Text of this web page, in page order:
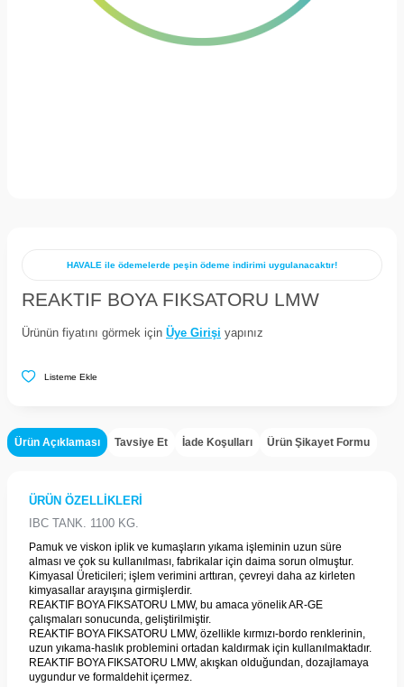
HAVALE ile ödemelerde peşin ödeme indirimi uygulanacaktır!
REAKTIF BOYA FIKSATORU LMW
Ürünün fiyatını görmek için Üye Girişi yapınız
Listeme Ekle
Ürün Açıklaması Tavsiye Et İade Koşulları Ürün Şikayet Formu
ÜRÜN ÖZELLİKLERİ
IBC TANK. 1100 KG.
Pamuk ve viskon iplik ve kumaşların yıkama işleminin uzun süre
alması ve çok su kullanılması, fabrikalar için daima sorun olmuştur.
Kimyasal Üreticileri; işlem verimini arttıran, çevreyi daha az kirleten
kimyasallar arayışına girmişlerdir.
REAKTIF BOYA FIKSATORU LMW, bu amaca yönelik AR-GE
çalışmaları sonucunda, geliştirilmiştir.
REAKTIF BOYA FIKSATORU LMW, özellikle kırmızı-bordo renklerinin,
uzun yıkama-haslık problemini ortadan kaldırmak için kullanılmaktadır.
REAKTIF BOYA FIKSATORU LMW, akışkan olduğundan, dozajlamaya
uygundur ve formaldehit içermez.